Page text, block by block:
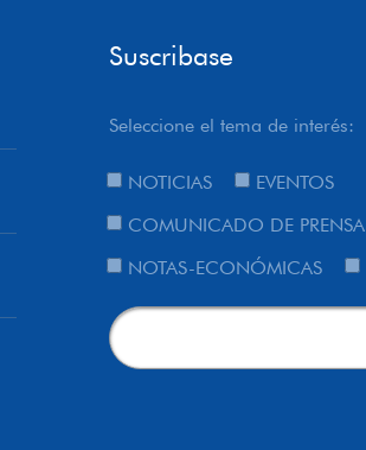
Suscribase
Seleccione el tema de interés:
NOTICIAS
EVENTOS
COMUNICADO DE PRENSA
NOTAS-ECONÓMICAS